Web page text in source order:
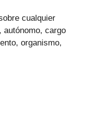
cualquier
autónomo, cargo
organismo,